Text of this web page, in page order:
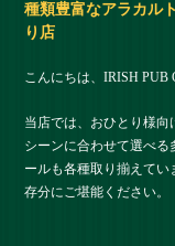
種類豊富なアラカル
り店
こんにちは、IRISH PUB
当店では、おひとり様向
シーンに合わせて選べ
ールも各種取り揃えて
存分にご堪能ください。